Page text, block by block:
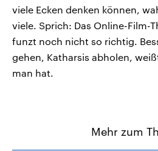
viele Ecken denken können,
viele. Sprich: Das Online-Film-
funzt noch nicht so richtig.
gehen, Katharsis abholen,
man hat.
Mehr zum